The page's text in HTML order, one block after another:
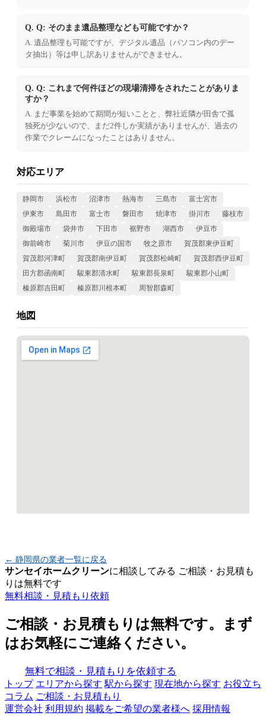
Q. Q: そのまま遺品整理なども可能ですか？
A. 遺品整理も可能ですが、デジタル遺品（パソコン内のデー
タ抽出）等は申し訳ありませんができません。
Q. Q: これまで何件ほどの現場清掃をされたことがありま
すか？
A. まだ事業を始めて期間が短いことと、弊社近隣が田舎で孤
独死が少ないので、まだ2件しか実績がありませんが、過去の
作業でクレームになったことはありません。
対応エリア
静岡市 浜松市 沼津市 熱海市 三島市
富士宮市
伊東市
島田市 富士市 磐田市 焼津市 掛川市
藤枝市
御殿場市
袋井市 下田市 裾野市 湖西市
伊豆市
御前崎市
菊川市 伊豆の国市 牧之原市
賀茂郡東伊豆町
賀茂郡河津町
賀茂郡南伊豆町 賀茂郡松崎町
賀茂郡西伊豆町
田方郡函南町
駿東郡清水町 駿東郡長泉町
駿東郡小山町
榛原郡吉田町
榛原郡川根本町 周智郡森町
地図
← 静岡県の業者一覧に戻る
サンセイホームクリーンに相談してみる ご相談・お見積も
りは無料です
無料相談・見積もり依頼
ご相談・お見積もりは無料です。まず
はお気軽にご連絡ください。
無料で相談・見積もりを依頼する
トップ エリアから探す 駅から探す 現在地から探す お役立ち
コラム ご相談・お見積もり
運営会社 利用規約 掲載をご希望の業者様へ 採用情報